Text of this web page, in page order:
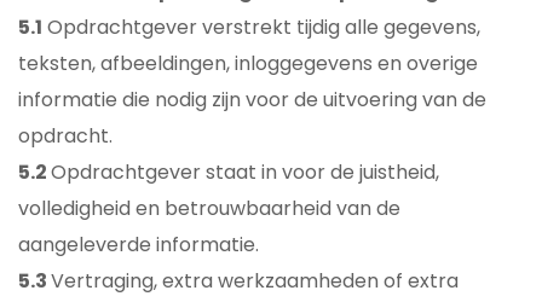
5.1 Opdrachtgever verstrekt tijdig alle gegevens,
teksten, afbeeldingen, inloggegevens en overige
informatie die nodig zijn voor de uitvoering van de
opdracht.
5.2Opdrachtgever staat in voor de juistheid,
volledigheid en betrouwbaarheid van de
aangeleverde informatie.
5.3Vertraging, extra werkzaamheden of extra